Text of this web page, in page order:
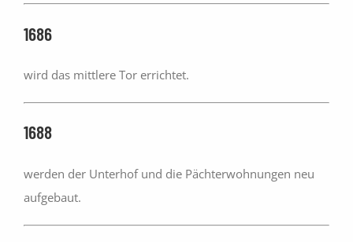
1686
wird das mittlere Tor errichtet.
1688
werden der Unterhof und die Pächterwohnungen neu
aufgebaut.